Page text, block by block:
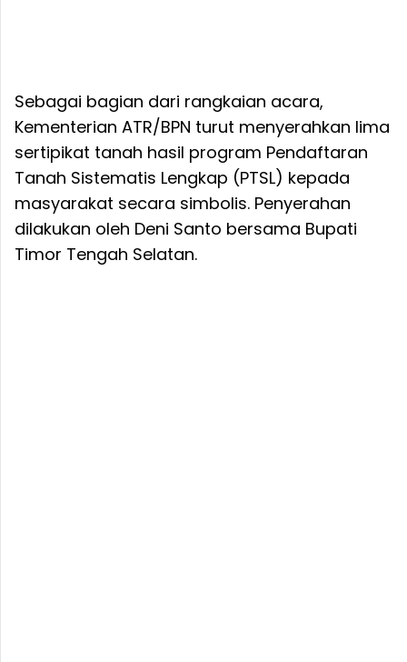
Sebagai bagian dari rangkaian acara,
Kementerian ATR/BPN turut menyerahkan lima
sertipikat tanah hasil program Pendaftaran
Tanah Sistematis Lengkap (PTSL) kepada
masyarakat secara simbolis. Penyerahan
dilakukan oleh Deni Santo bersama Bupati
Timor Tengah Selatan.